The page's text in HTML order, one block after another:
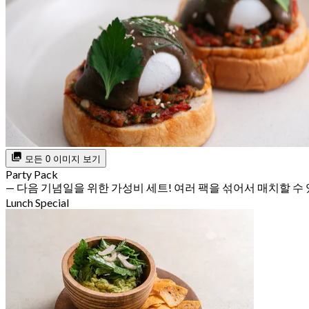
모든 0 이미지 보기
Party Pack
— 다음 기념일을 위한 가성비 세트! 여러 팩을 섞어서 매치할 수
Lunch Special